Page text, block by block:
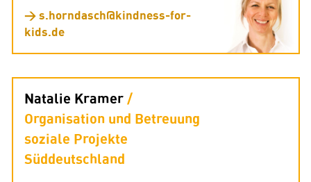
s.horndasch@kindness-for-
kids.de
Natalie Kramer
Organisation und Betreuung
soziale Projekte
Süddeutschland